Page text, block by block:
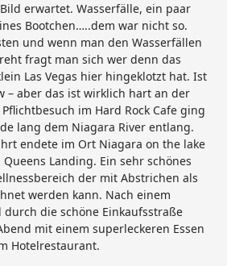
erwartet. Wasserfälle, ein paar
Bootchen…..dem war nicht so.
und wenn man den Wasserfällen
fragt man sich wer denn das
Las Vegas hier hingeklotzt hat. Ist
– aber das ist wirklich hart an der
im Hard Rock Cafe ging
lang dem Niagara River entlang.
endete im Ort Niagara on the lake
Landing. Ein sehr schönes
der mit Abstrichen als
werden kann. Nach einem
durch die schöne Einkaufsstraße
mit einem superleckeren Essen
Hotelrestaurant.